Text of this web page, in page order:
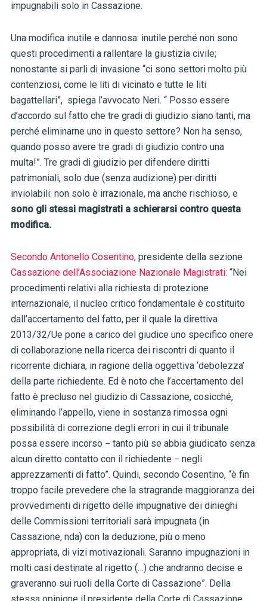
impugnabili solo in Cassazione.
Una modifica inutile e dannosa: inutile perché non sono
questi procedimenti a rallentare la giustizia civile;
nonostante si parli di invasione “ci sono settori molto più
contenziosi, come le liti di vicinato e tutte le liti
bagattellari”, spiega l’avvocato Neri. “ Posso essere
d’accordo sul fatto che tre gradi di giudizio siano tanti, ma
perché eliminarne uno in questo settore? Non ha senso,
quando posso avere tre gradi di giudizio contro una
multa!”. Tre gradi di giudizio per difendere diritti
patrimoniali, solo due (senza audizione) per diritti
inviolabili: non solo è irrazionale, ma anche rischioso, e
sono gli stessi magistrati a schierarsi contro questa
modifica.
Secondo Antonello Cosentino, presidente della sezione
Cassazione dell’Associazione Nazionale Magistrati: “Nei
procedimenti relativi alla richiesta di protezione
internazionale, il nucleo critico fondamentale è costituito
dall’accertamento del fatto, per il quale la direttiva
2013/32/Ue pone a carico del giudice uno specifico onere
di collaborazione nella ricerca dei riscontri di quanto il
ricorrente dichiara, in ragione della oggettiva ‘debolezza’
della parte richiedente. Ed è noto che l’accertamento del
fatto è precluso nel giudizio di Cassazione, cosicché,
eliminando l’appello, viene in sostanza rimossa ogni
possibilità di correzione degli errori in cui il tribunale
possa essere incorso − tanto più se abbia giudicato senza
alcun diretto contatto con il richiedente − negli
apprezzamenti di fatto”. Quindi, secondo Cosentino, “è fin
troppo facile prevedere che la stragrande maggioranza dei
provvedimenti di rigetto delle impugnative dei dinieghi
delle Commissioni territoriali sarà impugnata (in
Cassazione, nda) con la deduzione, più o meno
appropriata, di vizi motivazionali. Saranno impugnazioni in
molti casi destinate al rigetto (…) che andranno decise e
graveranno sui ruoli della Corte di Cassazione”. Della